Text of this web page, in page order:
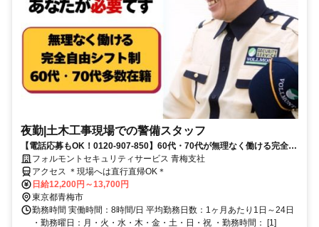
夜勤|土木工事現場での警備スタッフ
【電話応募もOK！0120-907-850】60代・70代が無理なく働ける完全自
由シフト♪日払いOK♪
フォルモントセキュリティサービス 青梅支社
アクセス ＊現場へは直行直帰OK＊
日給12,200円～13,700円
東京都青梅市
勤務時間 実働時間：8時間/日 平均勤務日数：1ヶ月あたり1日～24日
・勤務曜日：月・火・水・木・金・土・日・祝 ・勤務時間： [1]